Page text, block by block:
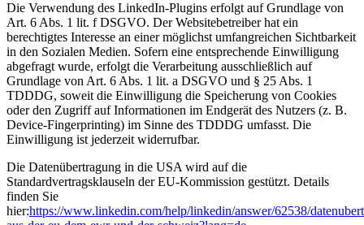
Die Verwendung des LinkedIn-Plugins erfolgt auf Grundlage von
Art. 6 Abs. 1 lit. f DSGVO. Der Websitebetreiber hat ein
berechtigtes Interesse an einer möglichst umfangreichen Sichtbarkeit
in den Sozialen Medien. Sofern eine entsprechende Einwilligung
abgefragt wurde, erfolgt die Verarbeitung ausschließlich auf
Grundlage von Art. 6 Abs. 1 lit. a DSGVO und § 25 Abs. 1
TDDDG, soweit die Einwilligung die Speicherung von Cookies
oder den Zugriff auf Informationen im Endgerät des Nutzers (z. B.
Device-Fingerprinting) im Sinne des TDDDG umfasst. Die
Einwilligung ist jederzeit widerrufbar.
Die Datenübertragung in die USA wird auf die
Standardvertragsklauseln der EU-Kommission gestützt. Details
finden Sie
hier:https://www.linkedin.com/help/linkedin/answer/62538/